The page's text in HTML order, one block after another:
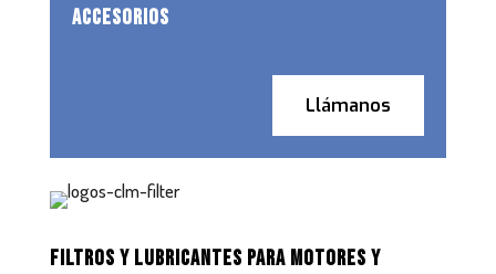
ACCESORIOS
Llámanos
FILTROS Y LUBRICANTES PARA MOTORES Y